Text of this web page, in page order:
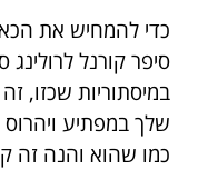
כדי להמחיש את
סיפר קורנל
במיסתוריות שכזו,
שלך במפתיע ויהרוס
כמו שהוא והנה זה